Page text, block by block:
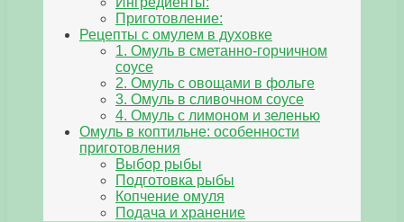
Приготовление:
Рецепты с омулем в духовке
1. Омуль в сметанно-горчичном
соусе
2. Омуль с овощами в фольге
3. Омуль в сливочном соусе
4. Омуль с лимоном и зеленью
Омуль в коптильне: особенности
приготовления
Выбор рыбы
Подготовка рыбы
Копчение омуля
Подача и хранение